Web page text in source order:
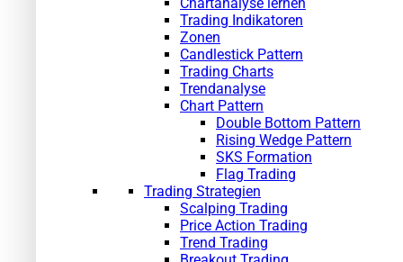
Trading Indikatoren
Zonen
Candlestick Pattern
Trading Charts
Trendanalyse
Chart Pattern
Double Bottom Pattern
Rising Wedge Pattern
SKS Formation
Flag Trading
Trading Strategien
Scalping Trading
Price Action Trading
Trend Trading